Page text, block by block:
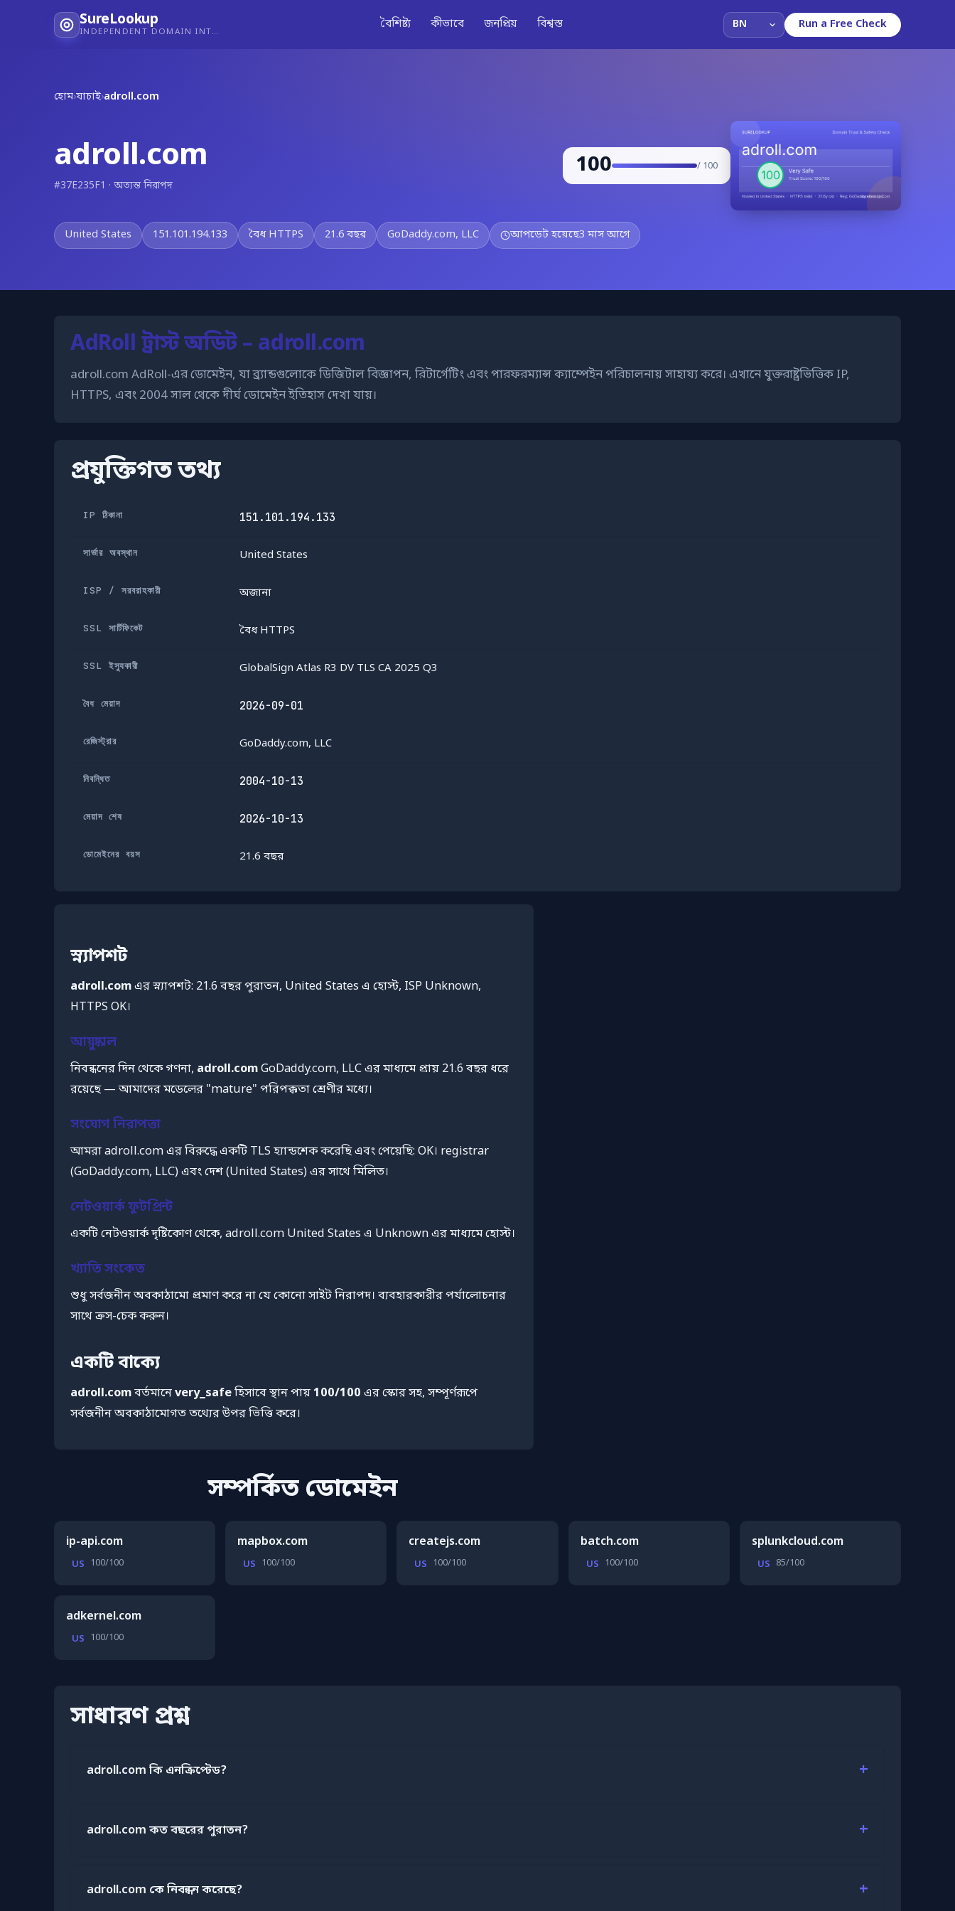
SureLookup
INDEPENDENT DOMAIN INTELLIGENCE
বৈশিষ্ট্য কীভাবে জনপ্রিয় বিশ্বস্ত Run a Free Check
হোম›যাচাই›adroll.com
adroll.com
#37E235F1 · অত্যন্ত নিরাপদ
100 / 100
United States 151.101.194.133 বৈধ HTTPS 21.6 বছর GoDaddy.com, LLC আপডেট হয়েছে3 মাস আগে
AdRoll ট্রাস্ট অডিট – adroll.com
adroll.com AdRoll-এর ডোমেইন, যা ব্র্যান্ডগুলোকে ডিজিটাল বিজ্ঞাপন, রিটার্গেটিং এবং পারফরম্যান্স ক্যাম্পেইন পরিচালনায় সাহায্য করে। এখানে যুক্তরাষ্ট্রভিত্তিক IP,
HTTPS, এবং 2004 সাল থেকে দীর্ঘ ডোমেইন ইতিহাস দেখা যায়।
প্রযুক্তিগত তথ্য
IP ঠিকানা 151.101.194.133
সার্ভার অবস্থান United States
ISP / সরবরাহকারী অজানা
SSL সার্টিফিকেট বৈধ HTTPS
SSL ইস্যুকারী GlobalSign Atlas R3 DV TLS CA 2025 Q3
বৈধ মেয়াদ 2026-09-01
রেজিস্ট্রার GoDaddy.com, LLC
নিবন্ধিত 2004-10-13
মেয়াদ শেষ 2026-10-13
ডোমেইনের বয়স 21.6 বছর
স্ন্যাপশট
adroll.comএর স্ন্যাপশট: 21.6 বছর পুরাতন, United States এ হোস্ট, ISP Unknown,
HTTPS OK।
আয়ুষ্কাল
নিবন্ধনের দিন থেকে গণনা, adroll.comGoDaddy.com, LLC এর মাধ্যমে প্রায় 21.6 বছর ধরে
রয়েছে — আমাদের মডেলের "mature" পরিপক্কতা শ্রেণীর মধ্যে।
সংযোগ নিরাপত্তা
আমরা adroll.com এর বিরুদ্ধে একটি TLS হ্যান্ডশেক করেছি এবং পেয়েছি: OK। registrar
(GoDaddy.com, LLC) এবং দেশ (United States) এর সাথে মিলিত।
নেটওয়ার্ক ফুটপ্রিন্ট
একটি নেটওয়ার্ক দৃষ্টিকোণ থেকে, adroll.com United States এ Unknown এর মাধ্যমে হোস্ট।
খ্যাতি সংকেত
শুধু সর্বজনীন অবকাঠামো প্রমাণ করে না যে কোনো সাইট নিরাপদ। ব্যবহারকারীর পর্যালোচনার
সাথে ক্রস-চেক করুন।
একটি বাক্যে
adroll.comবর্তমানেvery_safeহিসাবে স্থান পায়100/100 এর স্কোর সহ, সম্পূর্ণরূপে
সর্বজনীন অবকাঠামোগত তথ্যের উপর ভিত্তি করে।
সম্পর্কিত ডোমেইন
ip-api.com
US 100/100
mapbox.com
US 100/100
createjs.com
US 100/100
batch.com
US 100/100
splunkcloud.com
US 85/100
adkernel.com
US 100/100
সাধারণ প্রশ্ন
adroll.com কি এনক্রিপ্টেড?
adroll.com কত বছরের পুরাতন?
adroll.com কে নিবন্ধন করেছে?